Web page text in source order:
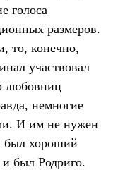
голоса
размеров.
то, конечно,
участвовал
любовниц
немногие
И им не нужен
был хороший
был Родриго.